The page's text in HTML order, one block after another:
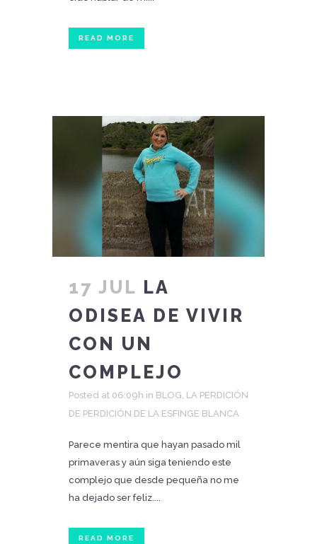
READ MORE
17 JUL LA
ODISEA DE VIVIR
CON UN
COMPLEJO
Posted at 06:09h in BLOG, LA PERDICIÓN
DE PERDICIÓN DE LA ESFINGE BLANCA
Parece mentira que hayan pasado mil
primaveras y aún siga teniendo este
complejo que desde pequeña no me
ha dejado ser feliz....
READ MORE